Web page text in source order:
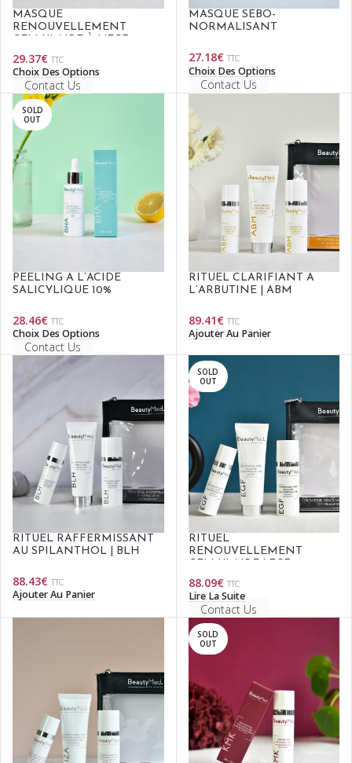
MASQUE
RENOUVELLEMENT
29.37€ TTC
Choix Des Options
Contact Us
MASQUE SÉBO-
NORMALISANT
27.18€ TTC
Choix Des Options
Contact Us
SOLD
OUT
PEELING À L’ACIDE
SALICYLIQUE 10%
28.46€ TTC
Choix Des Options
Contact Us
RITUEL CLARIFIANT À
L’ARBUTINE | ABM
89.41€ TTC
Ajouter Au Panier
RITUEL RAFFERMISSANT
AU SPILANTHOL | BLH
88.43€ TTC
Ajouter Au Panier
SOLD
OUT
RITUEL
RENOUVELLEMENT
88.09€ TTC
Lire La Suite
Contact Us
SOLD
OUT